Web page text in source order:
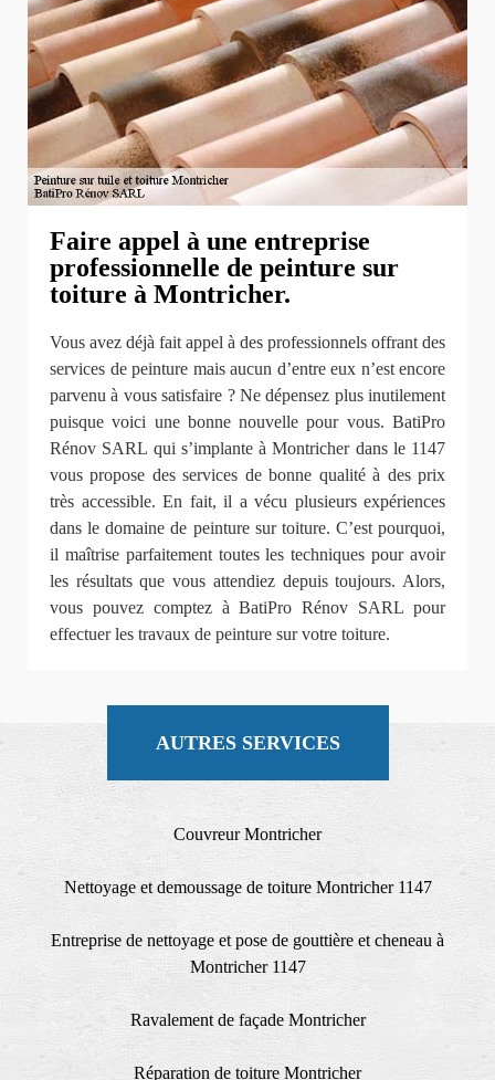
Faire appel à une entreprise
professionnelle de peinture sur
toiture à Montricher.
Vous avez déjà fait appel à des professionnels offrant des
services de peinture mais aucun d’entre eux n’est encore
parvenu à vous satisfaire ? Ne dépensez plus inutilement
puisque voici une bonne nouvelle pour vous. BatiPro
Rénov SARL qui s’implante à Montricher dans le 1147
vous propose des services de bonne qualité à des prix
très accessible. En fait, il a vécu plusieurs expériences
dans le domaine de peinture sur toiture. C’est pourquoi,
il maîtrise parfaitement toutes les techniques pour avoir
les résultats que vous attendiez depuis toujours. Alors,
vous pouvez comptez à BatiPro Rénov SARL pour
effectuer les travaux de peinture sur votre toiture.
AUTRES SERVICES
Couvreur Montricher
Nettoyage et demoussage de toiture Montricher 1147
Entreprise de nettoyage et pose de gouttière et cheneau à
Montricher 1147
Ravalement de façade Montricher
Réparation de toiture Montricher